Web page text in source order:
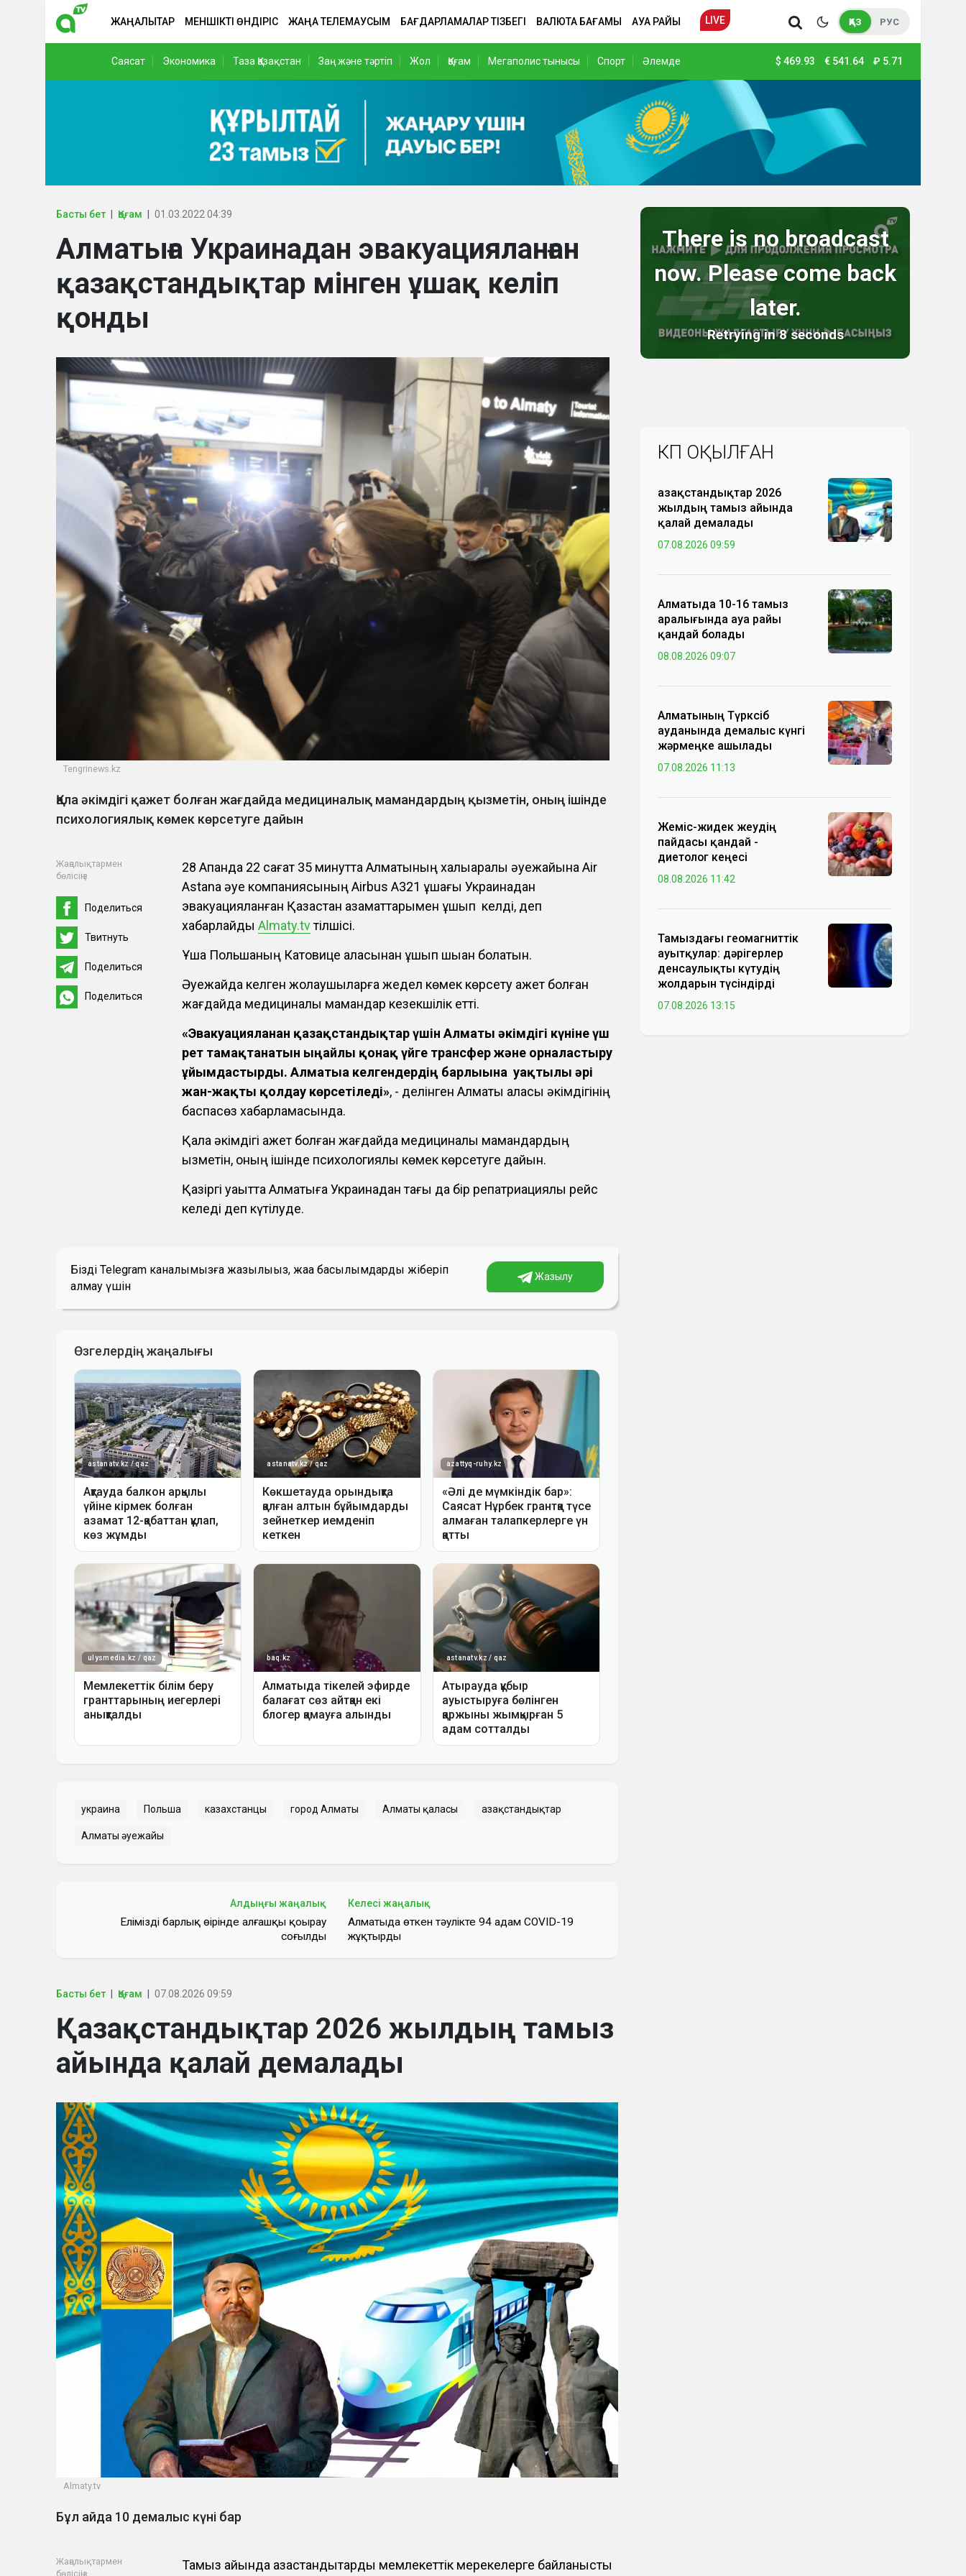
ЖАҢАЛЫҚТАР МЕНШІКТІ ӨНДІРІС ЖАҢА ТЕЛЕМАУСЫМ БАҒДАРЛАМАЛАР ТІЗБЕГІ ВАЛЮТА БАҒАМЫ АУА РАЙЫ LIVE ҚАЗ РУС
Саясат Экономика Таза Қазақстан Заң және тәртіп Жол Қоғам Мегаполис тынысы Спорт Әлемде $ 469.93 € 541.64 ₽ 5.71
Басты бет Қоғам 01.03.2022 04:39
Алматыға Украинадан эвакуацияланған
қазақстандықтар мінген ұшақ келіп
қонды
Tengrinews.kz
Қала әкімдігі қажет болған жағдайда медициналық мамандардың қызметін, оның ішінде
психологиялық көмек көрсетуге дайын
Жаңалықтармен
бөлісіңіз
Поделиться
Твитнуть
Поделиться
Поделиться
28 Ақпанда 22 сағат 35 минутта Алматының халықаралық әуежайына Air
Astana әуе компаниясының Airbus A321 ұшағы Украинадан
эвакуацияланған Қазақстан азаматтарымен ұшып келді, деп
хабарлайдыAlmaty.tvтілшісі.
Ұшақ Польшаның Катовице қаласынан ұшып шыққан болатын.
Әуежайда келген жолаушыларға жедел көмек көрсету қажет болған
жағдайда медициналық мамандар кезекшілік етті.
«Эвакуацияланған қазақстандықтар үшін Алматы әкімдігі күніне үш
рет тамақтанатын ыңғайлы қонақ үйге трансфер және орналастыру
ұйымдастырды. Алматыға келгендердің барлығына уақтылы әрі
жан-жақты қолдау көрсетіледі», - делінген Алматы қаласы әкімдігінің
баспасөз хабарламасында.
Қала әкімдігі қажет болған жағдайда медициналық мамандардың
қызметін, оның ішінде психологиялық көмек көрсетуге дайын.
Қазіргі уақытта Алматыға Украинадан тағы да бір репатриациялық рейс
келеді деп күтілуде.
Біздің Telegram каналымызға жазылыңыз, жаңа басылымдарды жіберіп
алмау үшін
Жазылу
украина Польша казахстанцы город Алматы Алматы қаласы Қазақстандықтар
Алматы әуежайы
Алдыңғы жаңалық
Еліміздің барлық өңірінде алғашқы қоңырау
соғылды
Келесі жаңалық
Алматыда өткен тәулікте 94 адам COVID-19
жұқтырды
Басты бет Қоғам 07.08.2026 09:59
Қазақстандықтар 2026 жылдың тамыз
айында қалай демалады
Almaty.tv
Бұл айда 10 демалыс күні бар
Жаңалықтармен
бөлісіңіз
Тамыз айында қазақстандықтарды мемлекеттік мерекелерге байланысты
КӨП ОҚЫЛҒАН
Қазақстандықтар 2026
жылдың тамыз айында
қалай демалады
07.08.2026 09:59
Алматыда 10-16 тамыз
аралығында ауа райы
қандай болады
08.08.2026 09:07
Алматының Түрксіб
ауданында демалыс күнгі
жәрмеңке ашылады
07.08.2026 11:13
Жеміс-жидек жеудің
пайдасы қандай -
диетолог кеңесі
08.08.2026 11:42
Тамыздағы геомагниттік
ауытқулар: дәрігерлер
денсаулықты күтудің
жолдарын түсіндірді
07.08.2026 13:15